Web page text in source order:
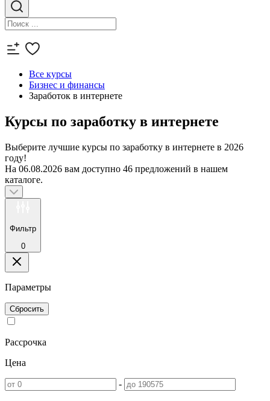
Все курсы
Бизнес и финансы
Заработок в интернете
Курсы по заработку в интернете
Выберите лучшие курсы по заработку в интернете в 2026
году!
На 06.08.2026 вам доступно 46 предложений в нашем
каталоге.
Фильтр
0
Параметры
Сбросить
Рассрочка
Цена
-